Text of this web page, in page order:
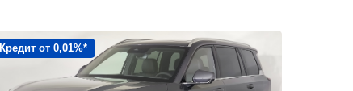
Кредит от 0,01%*